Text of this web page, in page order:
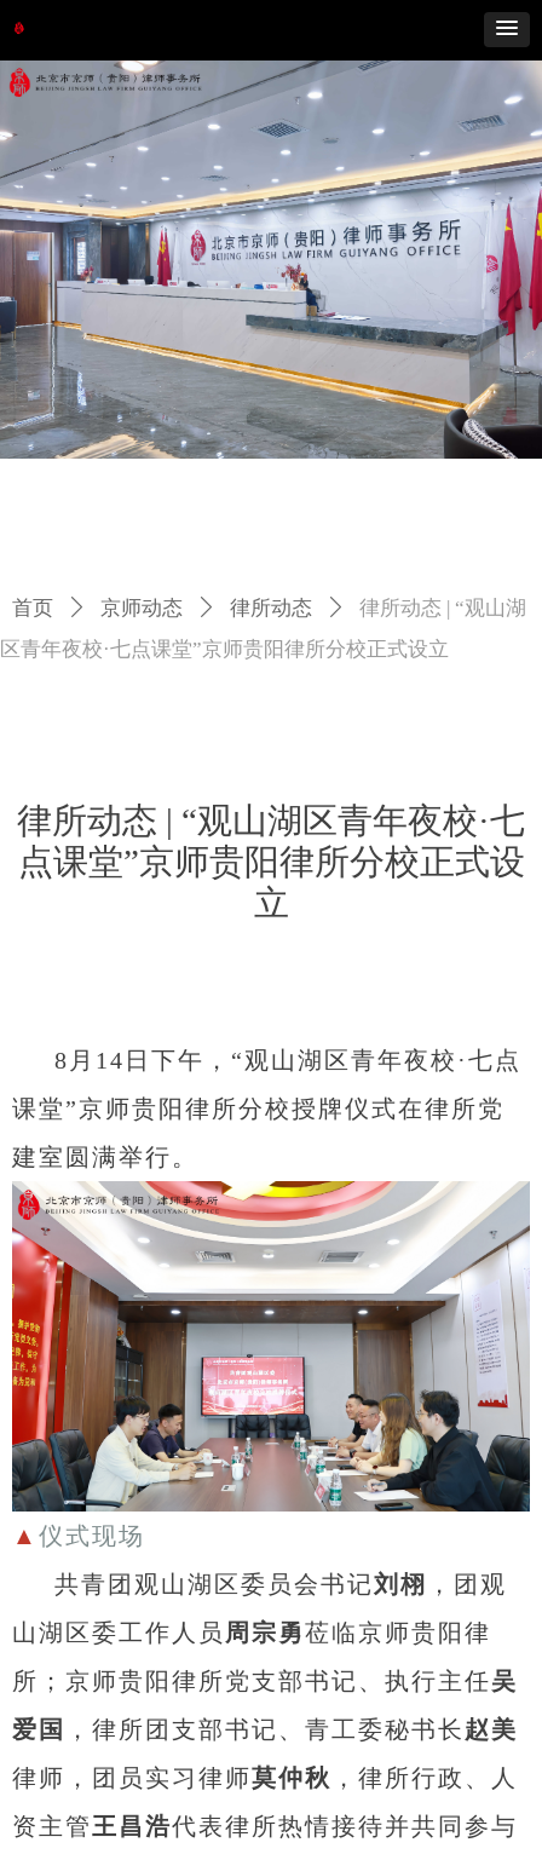
律所动态 | “观山湖区青年夜校·七
点课堂”京师贵阳律所分校正式设
立
首页 ꄲ 京师动态 ꄲ 律所动态 ꄲ
律所动态 | “观山湖
区青年夜校·七点课堂”京师贵阳律所分校正式设立
8月14日下午，“观山湖区青年夜校·七点
课堂”京师贵阳律所分校授牌仪式在律所党
建室圆满举行。
▲ 仪式现场
共青团观山湖区委员会书记刘栩
，团观
山湖区委工作人员 周宗勇莅临京师贵阳律
所；京师贵阳律所党支部书记、执行主任吴
爱国
，律所团支部书记、青工委秘书长赵美
律师，团员实习律师莫仲秋 ，律所行政、人
资主管王昌浩代表律所热情接待并共同参与